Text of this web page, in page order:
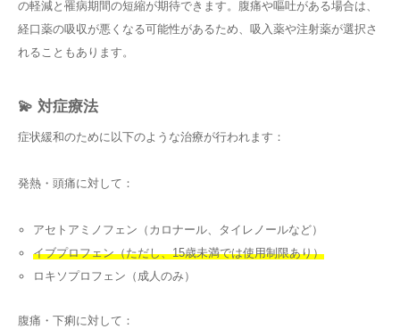
の軽減と罹病期間の短縮が期待できます。腹痛や嘔吐がある場合は、
経口薬の吸収が悪くなる可能性があるため、吸入薬や注射薬が選択さ
れることもあります。
💫 対症療法
症状緩和のために以下のような治療が行われます：
発熱・頭痛に対して：
アセトアミノフェン（カロナール、タイレノールなど）
イブプロフェン（ただし、15歳未満では使用制限あり）
ロキソプロフェン（成人のみ）
腹痛・下痢に対して：